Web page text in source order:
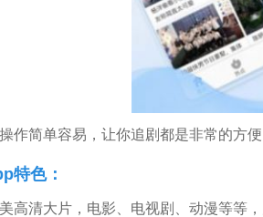
作简单容易，让你追剧都是非常的方便
特色：
高清大片，电影、电视剧、动漫等等